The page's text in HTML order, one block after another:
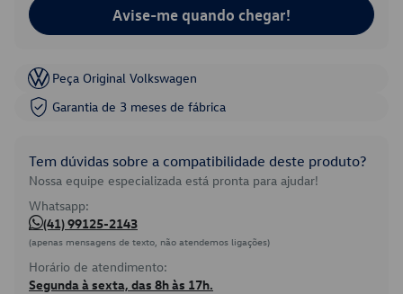
Avise-me quando chegar!
Peça Original Volkswagen
Garantia de 3 meses de fábrica
Tem dúvidas sobre a compatibilidade deste produto?
Nossa equipe especializada está pronta para ajudar!
Whatsapp:
(41) 99125-2143
(apenas mensagens de texto, não atendemos ligações)
Horário de atendimento:
Segunda à sexta, das 8h às 17h.